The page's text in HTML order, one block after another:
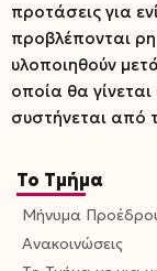
προτάσεις για
προβλέπονται
υλοποιηθούν
οποία θα
συστήνεται από
Το Τμήμα
Μήνυμα
Ανακοινώσεις